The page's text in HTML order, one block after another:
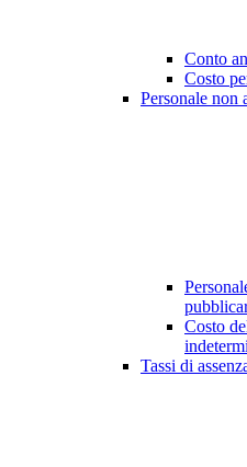
Conto
Costo
Personale non
Costo
Tassi di